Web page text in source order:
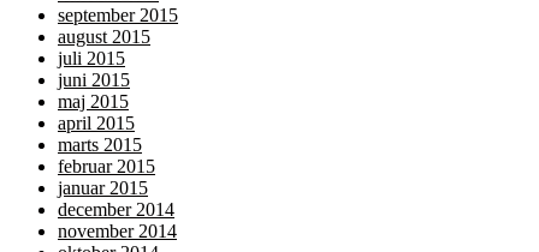
september 2015
august 2015
juli 2015
juni 2015
maj 2015
april 2015
marts 2015
februar 2015
januar 2015
december 2014
november 2014